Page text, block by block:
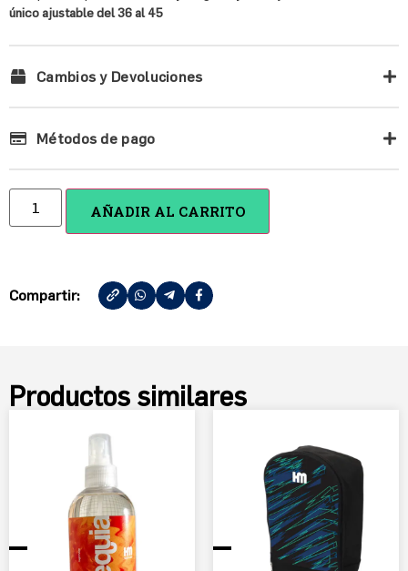
único ajustable del 36 al 45
Cambios y Devoluciones
Métodos de pago
AÑADIR AL CARRITO
Compartir:
Productos similaresPerfume Bequia